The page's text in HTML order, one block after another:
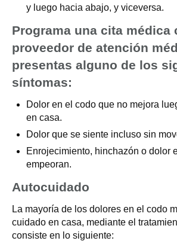
y luego hacia abajo, y viceversa.
Programa una cita médica
proveedor de atención
presentas alguno de los
síntomas:
Dolor en el codo que no mejora
en casa.
Dolor que se siente incluso sin
Enrojecimiento, hinchazón o dolor
empeoran.
Autocuidado
La mayoría de los dolores en el codo
cuidado en casa, mediante el
consiste en lo siguiente: